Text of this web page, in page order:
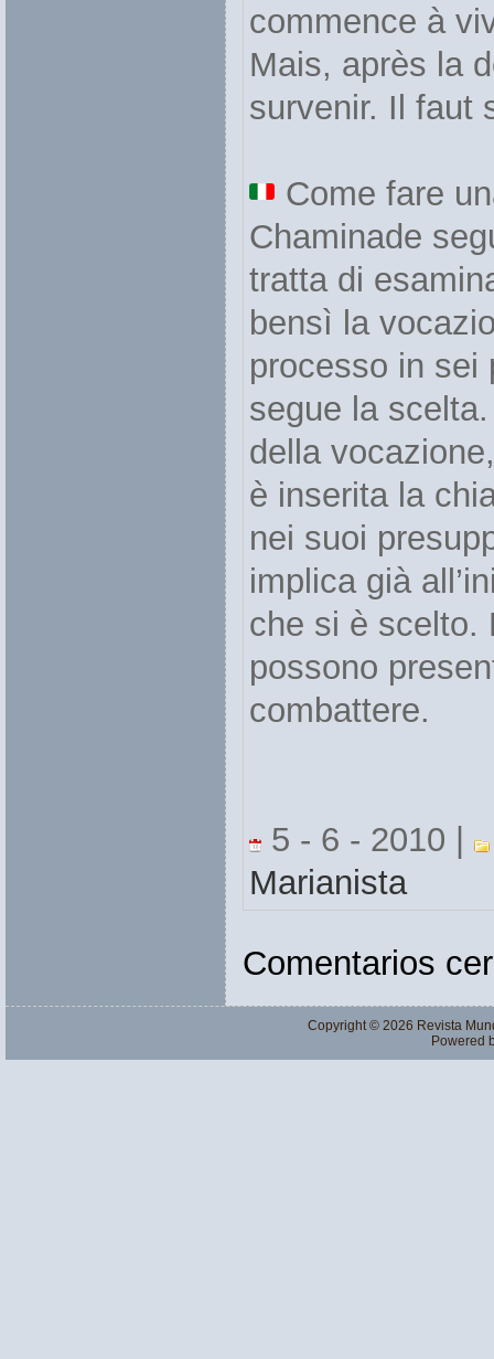
commence à
Mais, après la
survenir. Il faut
Come fare
Chaminade
tratta di
bensì la
processo in sei
segue la
della
è inserita la
nei suoi
implica già
che si è scelto.
possono
combattere.
5 - 6 - 2010 |
Marianista
Comentarios
Copyright © 2026 Revista
Powered